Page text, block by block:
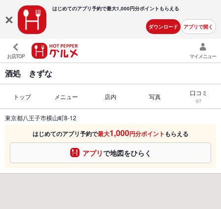
はじめてのアプリ予約で最大1,000円分ポイントもらえる
ダウンロード アプリで開く
お店TOP マイメニュー
酒処 きずな
トップ メニュー 店内 写真 口コミ
97
東京都八王子市横山町8-12
はじめてのアプリ予約で最大1,000円分ポイント もらえる
アプリで地図をひらく